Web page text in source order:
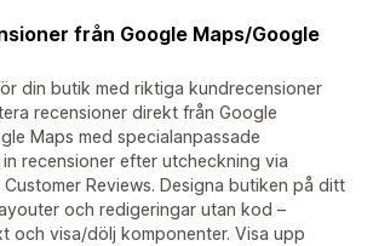
från Google Maps/Google
din butik med riktiga kundrecensioner
recensioner direkt från Google
Maps med specialanpassade
in recensioner efter utcheckning via
Reviews. Designa butiken på ditt
och redigeringar utan kod –
och visa/dölj komponenter. Visa upp